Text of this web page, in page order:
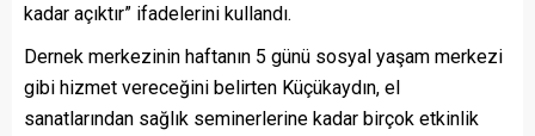
kadar açıktır” ifadelerini kullandı.
Dernek merkezinin haftanın 5 günü sosyal yaşam merkezi
gibi hizmet vereceğini belirten Küçükaydın, el
sanatlarından sağlık seminerlerine kadar birçok etkinlik